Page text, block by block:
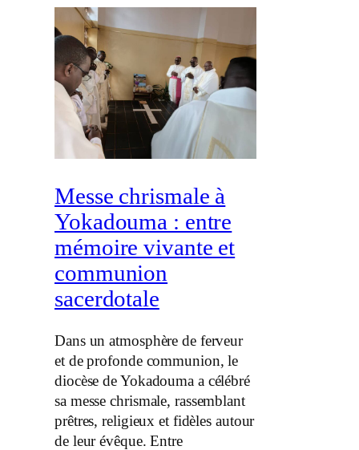
Messe chrismale à
Yokadouma : entre
mémoire vivante et
communion
sacerdotale
Dans un atmosphère de ferveur
et de profonde communion, le
diocèse de Yokadouma a célébré
sa messe chrismale, rassemblant
prêtres, religieux et fidèles autour
de leur évêque. Entre